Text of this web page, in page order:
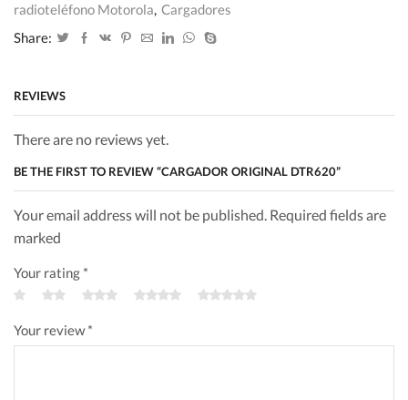
radioteléfono Motorola, Cargadores
Share:
REVIEWS
There are no reviews yet.
BE THE FIRST TO REVIEW “CARGADOR ORIGINAL DTR620”
Your email address will not be published. Required fields are
marked
Your rating *
Your review*